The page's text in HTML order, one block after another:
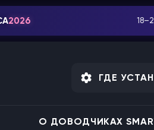
2026
О ДОВОДЧИКАХ
ГДЕ